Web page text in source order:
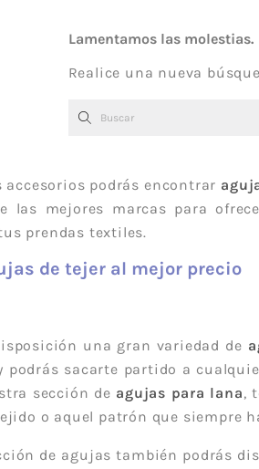
Muselina
Viscosa
Teddy
Franela
Lamentamos las molestias.
Realice una nueva
accesorios podrás encontrar
las mejores marcas para
prendas textiles.
de tejer al mejor precio
una gran variedad de
podrás sacarte partido a
sección de agujas para lana,
o aquel patrón que siempre
de agujas también podrás